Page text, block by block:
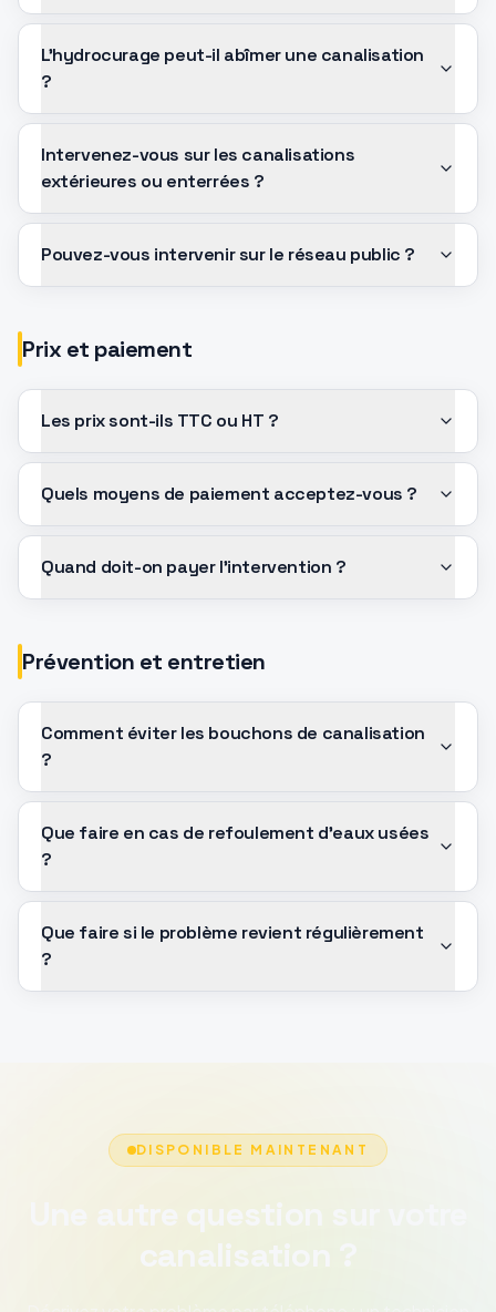
L'hydrocurage peut-il abîmer une canalisation
?
Intervenez-vous sur les canalisations
extérieures ou enterrées ?
Pouvez-vous intervenir sur le réseau public ?
Prix et paiement
Les prix sont-ils TTC ou HT ?
Quels moyens de paiement acceptez-vous ?
Quand doit-on payer l'intervention ?
Prévention et entretien
Comment éviter les bouchons de canalisation
?
Que faire en cas de refoulement d'eaux usées
?
Que faire si le problème revient régulièrement
?
DISPONIBLE MAINTENANT
Une autre question sur votre
canalisation ?